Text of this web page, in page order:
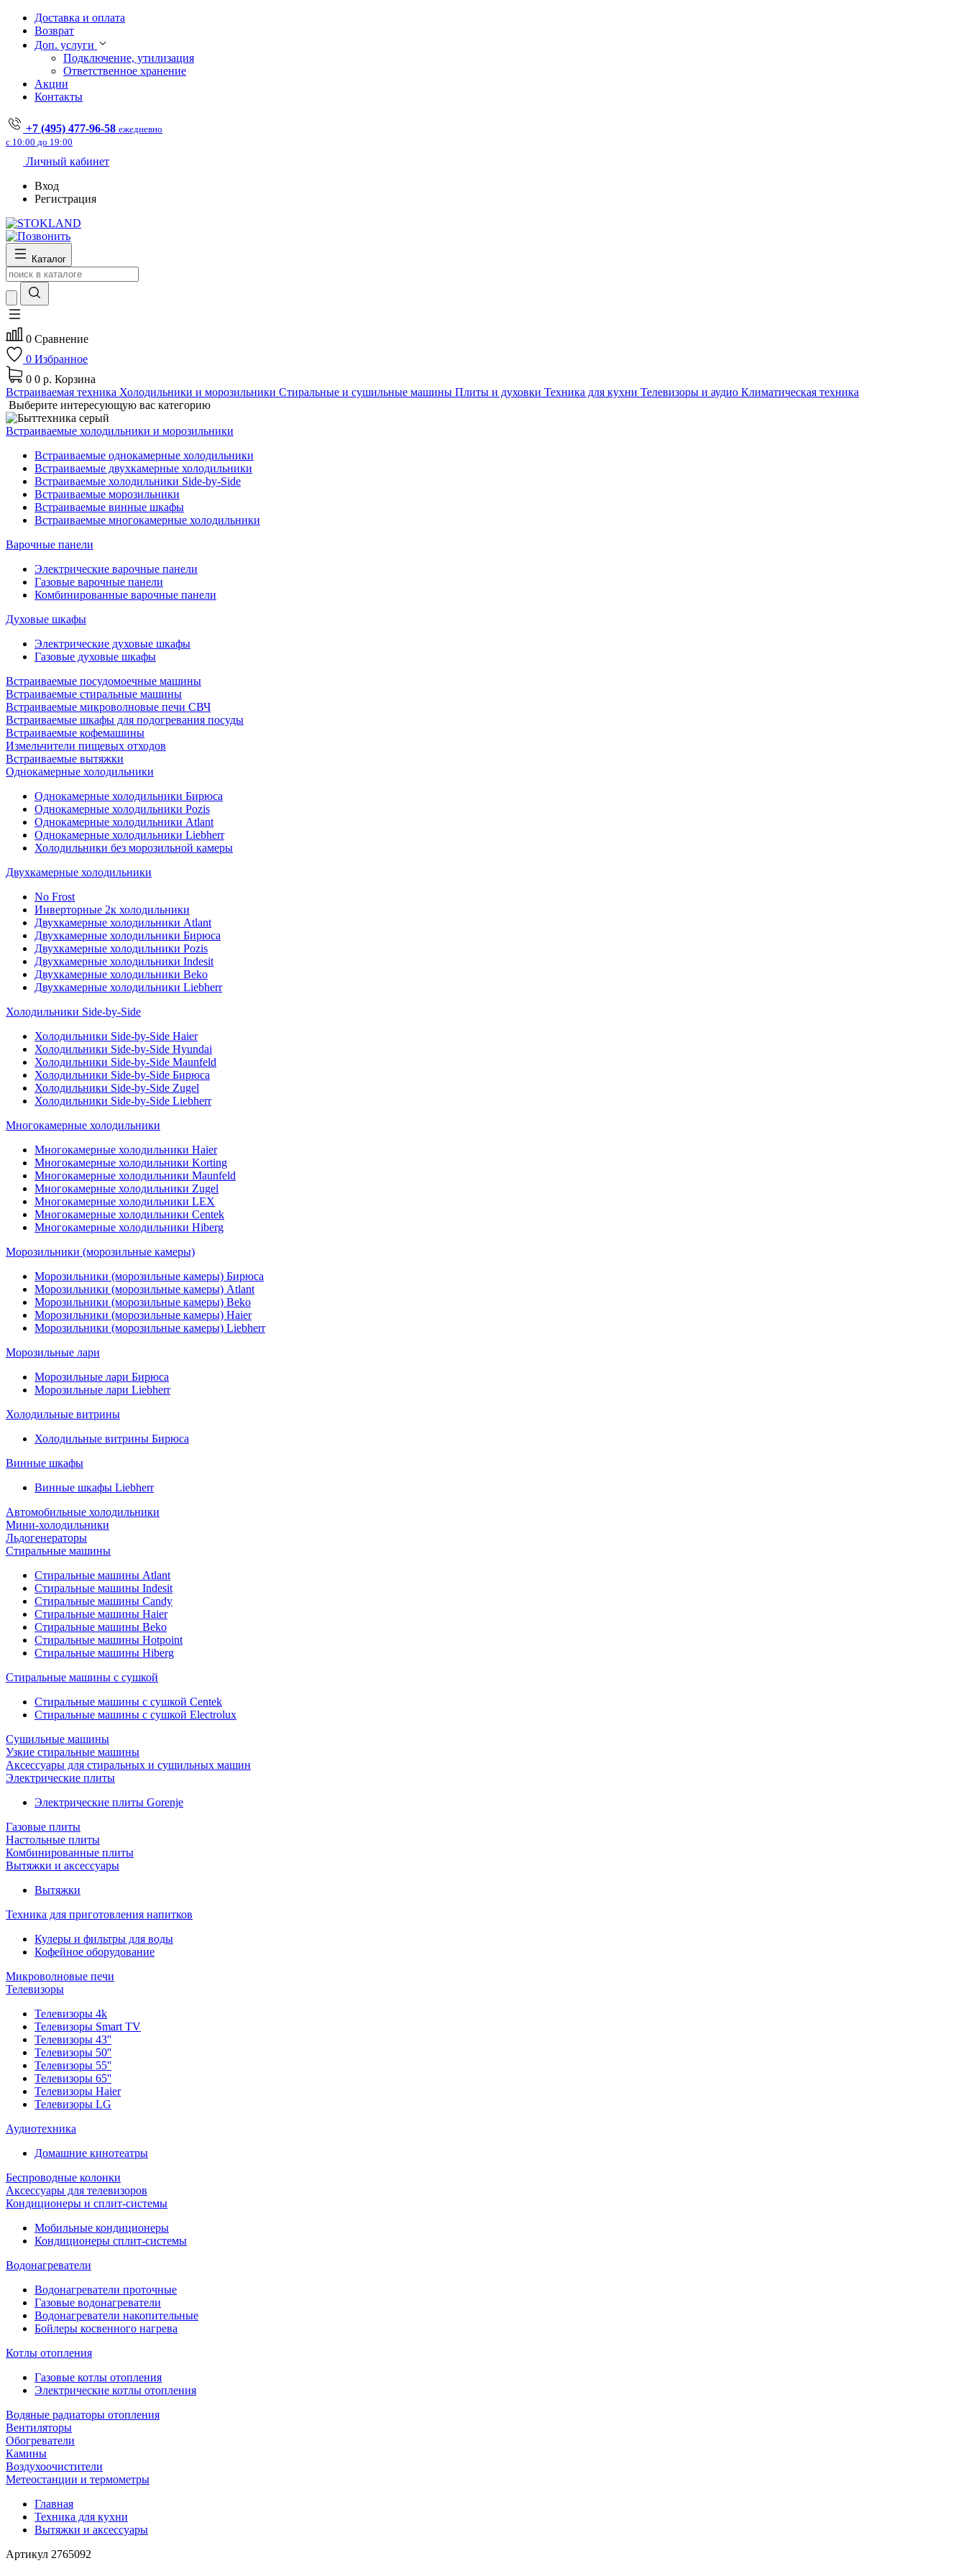
Доставка и оплата
Возврат
Доп. услуги
Подключение, утилизация
Ответственное хранение
Акции
Контакты
+7 (495) 477-96-58 ежедневно
с 10:00 до 19:00
Личный кабинет
Вход
Регистрация
Каталог
0 Сравнение
0 Избранное
0 0 р. Корзина
Встраиваемая техника Холодильники и морозильники Стиральные и сушильные машины Плиты и духовки Техника для кухни Телевизоры и аудио Климатическая техника
Выберите интересующую вас категорию
Встраиваемые холодильники и морозильники
Встраиваемые однокамерные холодильники
Встраиваемые двухкамерные холодильники
Встраиваемые холодильники Side-by-Side
Встраиваемые морозильники
Встраиваемые винные шкафы
Встраиваемые многокамерные холодильники
Варочные панели
Электрические варочные панели
Газовые варочные панели
Комбинированные варочные панели
Духовые шкафы
Электрические духовые шкафы
Газовые духовые шкафы
Встраиваемые посудомоечные машины
Встраиваемые стиральные машины
Встраиваемые микроволновые печи СВЧ
Встраиваемые шкафы для подогревания посуды
Встраиваемые кофемашины
Измельчители пищевых отходов
Встраиваемые вытяжки
Однокамерные холодильники
Однокамерные холодильники Бирюса
Однокамерные холодильники Pozis
Однокамерные холодильники Atlant
Однокамерные холодильники Liebherr
Холодильники без морозильной камеры
Двухкамерные холодильники
No Frost
Инверторные 2к холодильники
Двухкамерные холодильники Atlant
Двухкамерные холодильники Бирюса
Двухкамерные холодильники Pozis
Двухкамерные холодильники Indesit
Двухкамерные холодильники Beko
Двухкамерные холодильники Liebherr
Холодильники Side-by-Side
Холодильники Side-by-Side Haier
Холодильники Side-by-Side Hyundai
Холодильники Side-by-Side Maunfeld
Холодильники Side-by-Side Бирюса
Холодильники Side-by-Side Zugel
Холодильники Side-by-Side Liebherr
Многокамерные холодильники
Многокамерные холодильники Haier
Многокамерные холодильники Korting
Многокамерные холодильники Maunfeld
Многокамерные холодильники Zugel
Многокамерные холодильники LEX
Многокамерные холодильники Centek
Многокамерные холодильники Hiberg
Морозильники (морозильные камеры)
Морозильники (морозильные камеры) Бирюса
Морозильники (морозильные камеры) Atlant
Морозильники (морозильные камеры) Beko
Морозильники (морозильные камеры) Haier
Морозильники (морозильные камеры) Liebherr
Морозильные лари
Морозильные лари Бирюса
Морозильные лари Liebherr
Холодильные витрины
Холодильные витрины Бирюса
Винные шкафы
Винные шкафы Liebherr
Автомобильные холодильники
Мини-холодильники
Льдогенераторы
Стиральные машины
Стиральные машины Atlant
Стиральные машины Indesit
Стиральные машины Candy
Стиральные машины Haier
Стиральные машины Beko
Стиральные машины Hotpoint
Стиральные машины Hiberg
Стиральные машины с сушкой
Стиральные машины с сушкой Centek
Стиральные машины с сушкой Electrolux
Сушильные машины
Узкие стиральные машины
Аксессуары для стиральных и сушильных машин
Электрические плиты
Электрические плиты Gorenje
Газовые плиты
Настольные плиты
Комбинированные плиты
Вытяжки и аксессуары
Вытяжки
Техника для приготовления напитков
Кулеры и фильтры для воды
Кофейное оборудование
Микроволновые печи
Телевизоры
Телевизоры 4k
Телевизоры Smart TV
Телевизоры 43''
Телевизоры 50''
Телевизоры 55''
Телевизоры 65''
Телевизоры Haier
Телевизоры LG
Аудиотехника
Домашние кинотеатры
Беспроводные колонки
Аксессуары для телевизоров
Кондиционеры и сплит-системы
Мобильные кондиционеры
Кондиционеры сплит-системы
Водонагреватели
Водонагреватели проточные
Газовые водонагреватели
Водонагреватели накопительные
Бойлеры косвенного нагрева
Котлы отопления
Газовые котлы отопления
Электрические котлы отопления
Водяные радиаторы отопления
Вентиляторы
Обогреватели
Камины
Воздухоочистители
Метеостанции и термометры
Главная
Техника для кухни
Вытяжки и аксессуары
Артикул 2765092